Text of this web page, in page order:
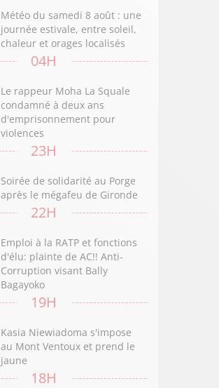
Météo du samedi 8 août : une
journée estivale, entre soleil,
chaleur et orages localisés
04H
Le rappeur Moha La Squale
condamné à deux ans
d'emprisonnement pour
violences
23H
Soirée de solidarité au Porge
après le mégafeu de Gironde
22H
Emploi à la RATP et fonctions
d'élu: plainte de AC!! Anti-
Corruption visant Bally
Bagayoko
19H
Kasia Niewiadoma s'impose
au Mont Ventoux et prend le
jaune
18H